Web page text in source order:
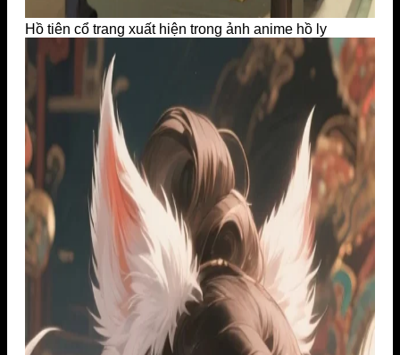
Hồ tiên cổ trang xuất hiện trong ảnh anime hồ ly